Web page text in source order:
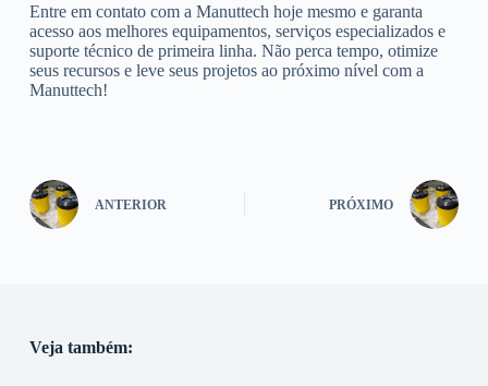
Entre em contato com a Manuttech hoje mesmo e garanta
acesso aos melhores equipamentos, serviços especializados e
suporte técnico de primeira linha. Não perca tempo, otimize
seus recursos e leve seus projetos ao próximo nível com a
Manuttech!
ANTERIOR PRÓXIMO
Veja também: